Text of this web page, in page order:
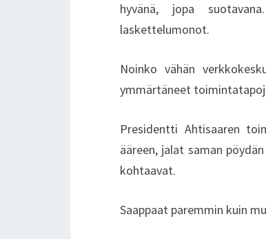
hyvänä, jopa
laskettelumonot.
Noinko vähän
ymmärtäneet
Presidentti Ahtisaaren
ääreen, jalat saman
kohtaavat.
Saappaat paremmin kuin